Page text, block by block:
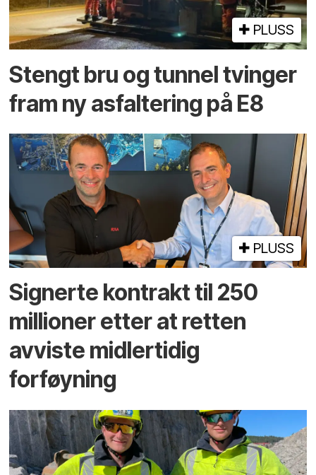
PLUSS
Stengt bru og tunnel tvinger
fram ny asfaltering på E8
PLUSS
Signerte kontrakt til 250
millioner etter at retten
avviste midlertidig
forføyning